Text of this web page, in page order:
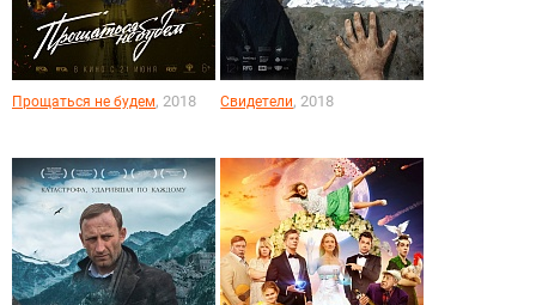
Прощаться не будем, 2018 Свидетели, 2018